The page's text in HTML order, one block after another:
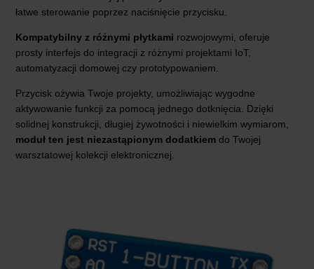
łatwe sterowanie poprzez naciśnięcie przycisku.
Kompatybilny z różnymi płytkami rozwojowymi, oferuje
prosty interfejs do integracji z różnymi projektami IoT,
automatyzacji domowej czy prototypowaniem.
Przycisk ożywia Twoje projekty, umożliwiając wygodne
aktywowanie funkcji za pomocą jednego dotknięcia. Dzięki
solidnej konstrukcji, długiej żywotności i niewielkim wymiarom,
moduł ten jest niezastąpionym dodatkiem do Twojej
warsztatowej kolekcji elektronicznej.